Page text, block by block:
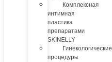
Комплексная
интимная
пластика
препаратами
SKINELLY
Гинекологические
процедуры